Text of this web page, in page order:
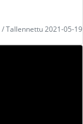
/ Tallennettu 2021-05-19